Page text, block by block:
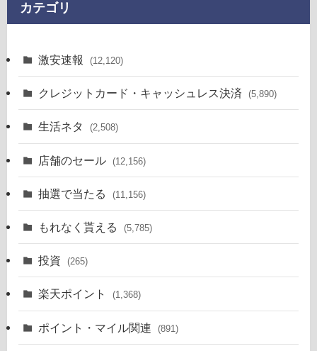
カテゴリ
激安速報 (12,120)
クレジットカード・キャッシュレス決済 (5,890)
生活ネタ (2,508)
店舗のセール (12,156)
抽選で当たる (11,156)
もれなく貰える (5,785)
投資 (265)
楽天ポイント (1,368)
ポイント・マイル関連 (891)